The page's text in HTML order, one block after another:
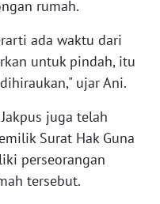
rumah.
ada waktu dari
untuk pindah, itu
ujar Ani.
juga telah
Surat Hak Guna
perseorangan
tersebut.